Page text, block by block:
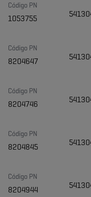
Código PN
1053755
Código PN
8204647
Código PN
8204746
Código PN
8204845
Código PN
8204944